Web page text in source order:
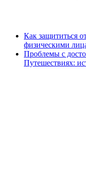
Как защититься
физическими
Проблемы с
Путешествиях: